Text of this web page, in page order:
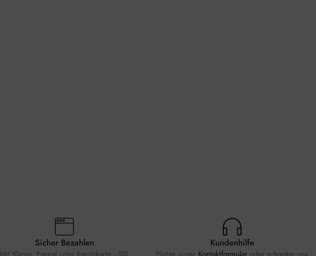
Sicher Bezahlen
Mit Klarna, Paypal oder Kreditkarte - SSL
Kundenhilfe
Nutze unser Kontaktformular oder schreibe uns